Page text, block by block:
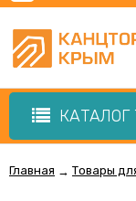
КАТАЛОГ
Главная → Товары